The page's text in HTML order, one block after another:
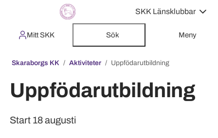
SKK Länsklubbar
Mitt SKK Sök Meny
Skaraborgs KK Aktiviteter Uppfödarutbildning
Uppfödarutbildning
Start 18 augusti